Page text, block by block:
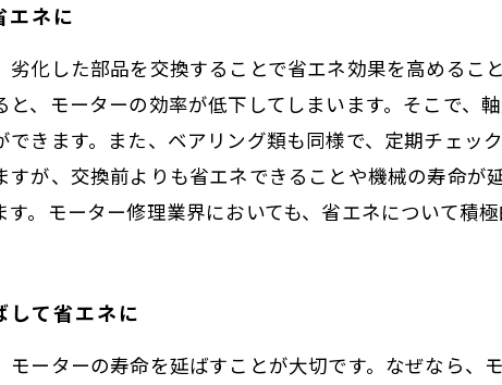
エネに
劣化した部品を交換することで省エネ効果を高める
と、モーターの効率が低下してしまいます。そこで
できます。また、ベアリング類も同様で、定期チェッ
すが、交換前よりも省エネできることや機械の寿命
。モーター修理業界においても、省エネについて積
して省エネに
ーターの寿命を延ばすことが大切です。なぜなら、